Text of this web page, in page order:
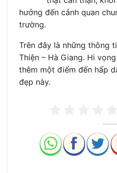
hưởng đến cảnh quan
trường.
Trên đây là những thông
Thiện – Hà Giang. Hi
thêm một điểm đến hấp
đẹp này.